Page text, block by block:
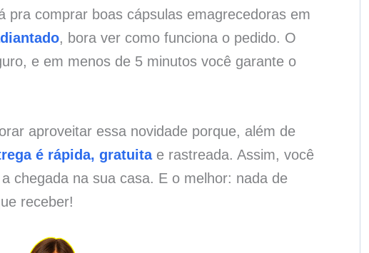
pra comprar boas cápsulas emagrecedoras em
, bora ver como funciona o pedido. O
e em menos de 5 minutos você garante o
aproveitar essa novidade porque, além de
é rápida, gratuitae rastreada. Assim, você
chegada na sua casa. E o melhor: nada de
receber!